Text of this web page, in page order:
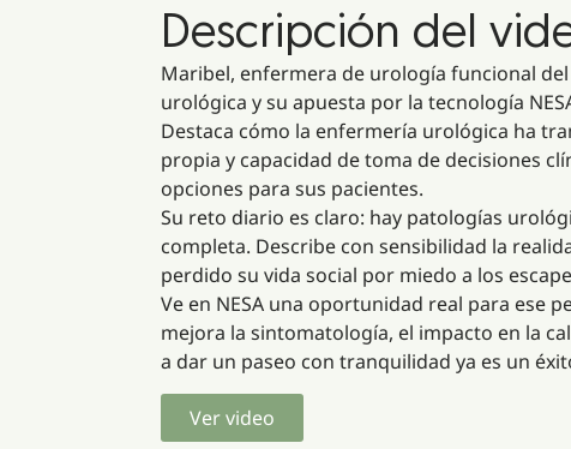
Descripción del
Maribel, enfermera de urología funcional
urológica y su apuesta por la tecnología
Destaca cómo la enfermería urológica ha
propia y capacidad de toma de decisiones
opciones para sus pacientes.
Su reto diario es claro: hay patologías
completa. Describe con sensibilidad la
perdido su vida social por miedo a los
Ve en NESA una oportunidad real para
mejora la sintomatología, el impacto en la
a dar un paseo con tranquilidad ya es un
Ver video